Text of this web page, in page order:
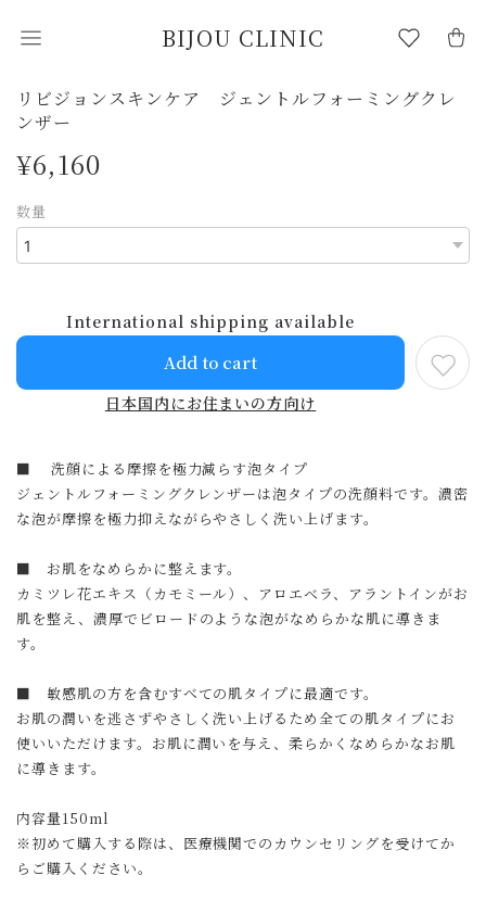
BIJOU CLINIC
リビジョンスキンケア ジェントルフォーミングクレ
ンザー
¥6,160
数量
International shipping available
Add to cart
日本国内にお住まいの方向け
■ 洗顔による摩擦を極力減らす泡タイプ
ジェントルフォーミングクレンザーは泡タイプの洗顔料です。濃密
な泡が摩擦を極力抑えながらやさしく洗い上げます。
■ お肌をなめらかに整えます。
カミツレ花エキス（カモミール）、アロエベラ、アラントインがお
肌を整え、濃厚でビロードのような泡がなめらかな肌に導きま
す。
■ 敏感肌の方を含むすべての肌タイプに最適です。
お肌の潤いを逃さずやさしく洗い上げるため全ての肌タイプにお
使いいただけます。お肌に潤いを与え、柔らかくなめらかなお肌
に導きます。
内容量150ml
※初めて購入する際は、医療機関でのカウンセリングを受けてか
らご購入ください。